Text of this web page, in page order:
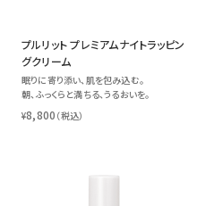
プルリット プレミアムナイトラッピン
グクリーム
眠りに寄り添い、肌を包み込む。
朝、ふっくらと満ちる、うるおいを。
¥8,800 （税込）